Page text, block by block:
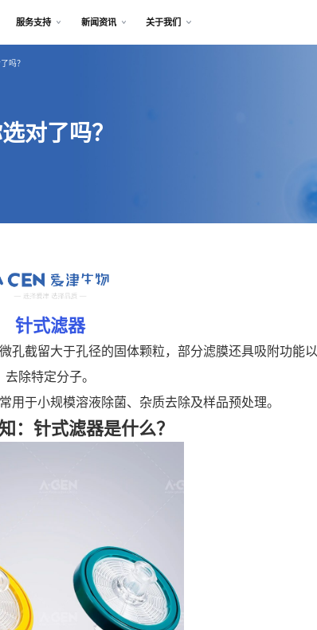
服务支持 新闻资讯 关于我们
吗？
对了吗？
针式滤器
孔截留大于孔径的固体颗粒，部分滤膜还具吸附功能以
去除特定分子。
用于小规模溶液除菌、杂质去除及样品预处理。
：针式滤器是什么？